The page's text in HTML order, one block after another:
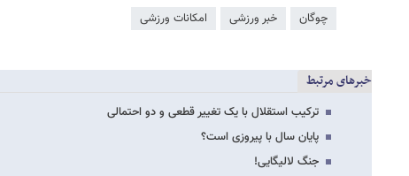
چوگان خبر ورزشی امکانات ورزشی
خبرهای مرتبط
ترکیب استقلال با یک تغییر قطعی و دو احتمالی
پایان سال با پیروزی است؟
جنگ لالیگایی!